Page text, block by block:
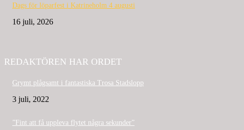
Dags för löparfest i Katrineholm 4 augusti
16 juli, 2026
REDAKTÖREN HAR ORDET
Grymt plågsamt i fantastiska Trosa Stadslopp
3 juli, 2022
”Fint att få uppleva flytet några sekunder”